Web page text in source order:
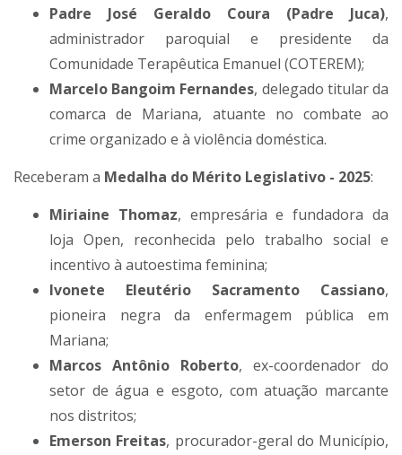
Padre José Geraldo Coura (Padre Juca),
administrador paroquial e presidente da
Comunidade Terapêutica Emanuel (COTEREM);
Marcelo Bangoim Fernandes, delegado titular da
comarca de Mariana, atuante no combate ao
crime organizado e à violência doméstica.
Receberam a Medalha do Mérito Legislativo - 2025:
Miriaine Thomaz, empresária e fundadora da
loja Open, reconhecida pelo trabalho social e
incentivo à autoestima feminina;
Ivonete Eleutério Sacramento Cassiano,
pioneira negra da enfermagem pública em
Mariana;
Marcos Antônio Roberto, ex-coordenador do
setor de água e esgoto, com atuação marcante
nos distritos;
Emerson Freitas, procurador-geral do Município,